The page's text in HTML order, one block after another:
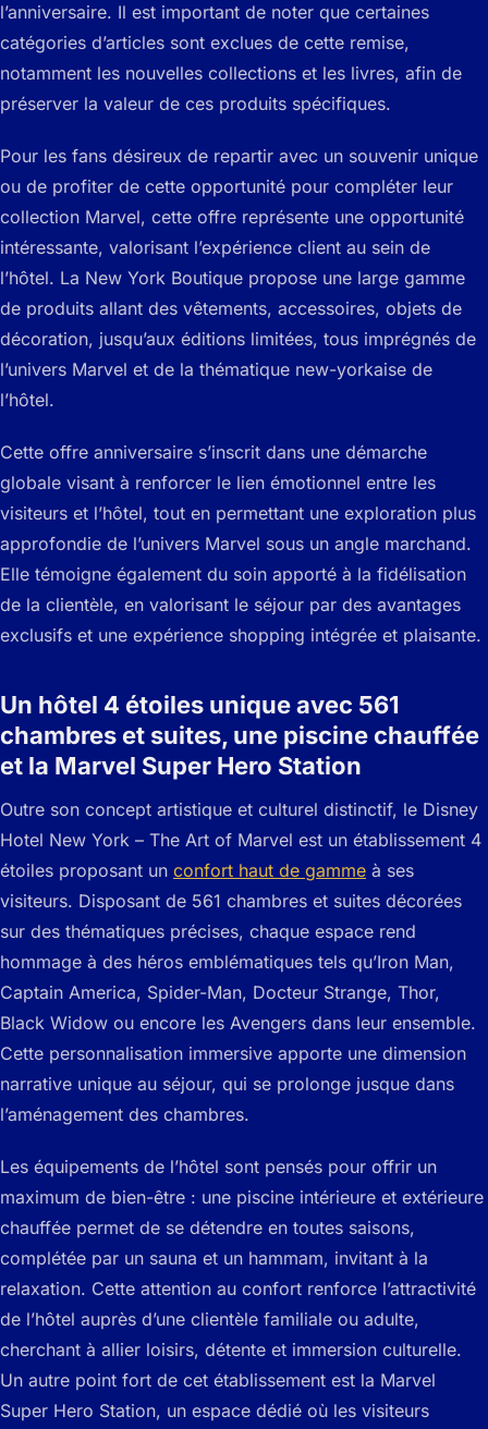
l’anniversaire. Il est important de noter que certaines
catégories d’articles sont exclues de cette remise,
notamment les nouvelles collections et les livres, afin de
préserver la valeur de ces produits spécifiques.
Pour les fans désireux de repartir avec un souvenir unique
ou de profiter de cette opportunité pour compléter leur
collection Marvel, cette offre représente une opportunité
intéressante, valorisant l’expérience client au sein de
l’hôtel. La New York Boutique propose une large gamme
de produits allant des vêtements, accessoires, objets de
décoration, jusqu’aux éditions limitées, tous imprégnés de
l’univers Marvel et de la thématique new-yorkaise de
l’hôtel.
Cette offre anniversaire s’inscrit dans une démarche
globale visant à renforcer le lien émotionnel entre les
visiteurs et l’hôtel, tout en permettant une exploration plus
approfondie de l’univers Marvel sous un angle marchand.
Elle témoigne également du soin apporté à la fidélisation
de la clientèle, en valorisant le séjour par des avantages
exclusifs et une expérience shopping intégrée et plaisante.
Un hôtel 4 étoiles unique avec 561
chambres et suites, une piscine chauffée
et la Marvel Super Hero Station
Outre son concept artistique et culturel distinctif, le Disney
Hotel New York – The Art of Marvel est un établissement 4
étoiles proposant un confort haut de gamme à ses
visiteurs. Disposant de 561 chambres et suites décorées
sur des thématiques précises, chaque espace rend
hommage à des héros emblématiques tels qu’Iron Man,
Captain America, Spider-Man, Docteur Strange, Thor,
Black Widow ou encore les Avengers dans leur ensemble.
Cette personnalisation immersive apporte une dimension
narrative unique au séjour, qui se prolonge jusque dans
l’aménagement des chambres.
Les équipements de l’hôtel sont pensés pour offrir un
maximum de bien-être : une piscine intérieure et extérieure
chauffée permet de se détendre en toutes saisons,
complétée par un sauna et un hammam, invitant à la
relaxation. Cette attention au confort renforce l’attractivité
de l’hôtel auprès d’une clientèle familiale ou adulte,
cherchant à allier loisirs, détente et immersion culturelle.
Un autre point fort de cet établissement est la Marvel
Super Hero Station, un espace dédié où les visiteurs